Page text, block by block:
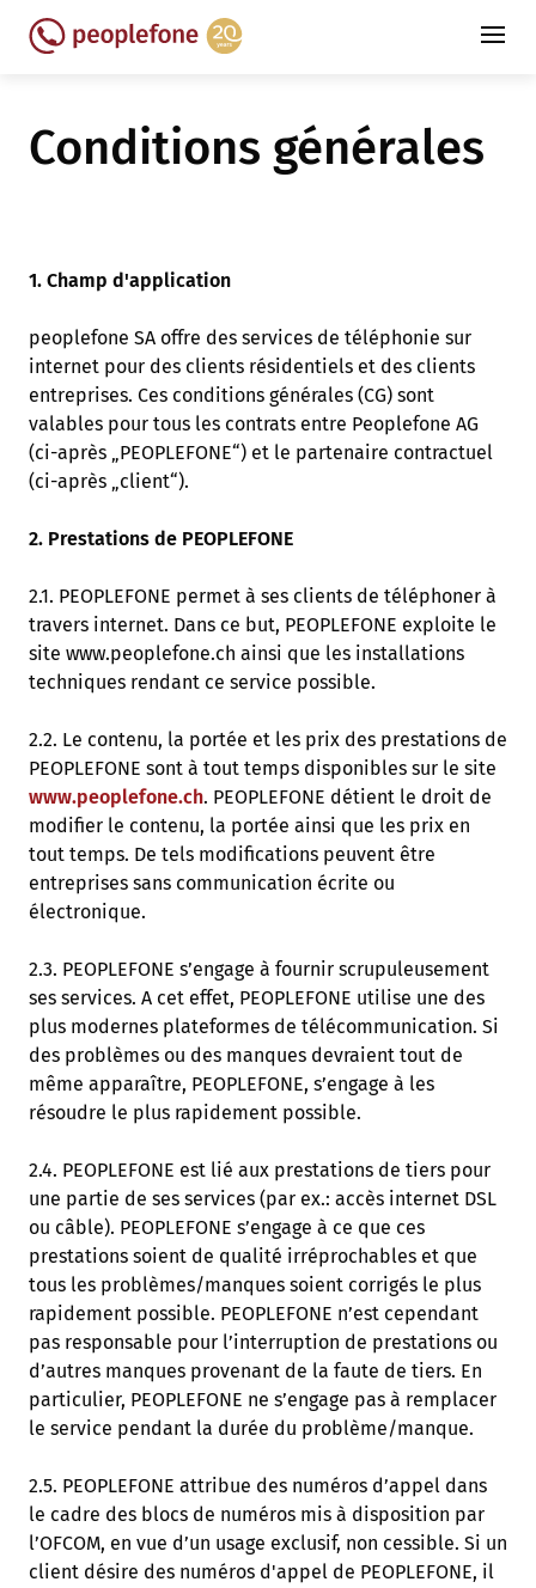
Conditions générales
1. Champ d'application
peoplefone SA offre des services de téléphonie sur
internet pour des clients résidentiels et des clients
entreprises. Ces conditions générales (CG) sont
valables pour tous les contrats entre Peoplefone AG
(ci-après „PEOPLEFONE“) et le partenaire contractuel
(ci-après „client“).
2. Prestations de PEOPLEFONE
2.1. PEOPLEFONE permet à ses clients de téléphoner à
travers internet. Dans ce but, PEOPLEFONE exploite le
site www.peoplefone.ch ainsi que les installations
techniques rendant ce service possible.
2.2. Le contenu, la portée et les prix des prestations de
PEOPLEFONE sont à tout temps disponibles sur le site
www.peoplefone.ch. PEOPLEFONE détient le droit de
modifier le contenu, la portée ainsi que les prix en
tout temps. De tels modifications peuvent être
entreprises sans communication écrite ou
électronique.
2.3. PEOPLEFONE s’engage à fournir scrupuleusement
ses services. A cet effet, PEOPLEFONE utilise une des
plus modernes plateformes de télécommunication. Si
des problèmes ou des manques devraient tout de
même apparaître, PEOPLEFONE, s’engage à les
résoudre le plus rapidement possible.
2.4. PEOPLEFONE est lié aux prestations de tiers pour
une partie de ses services (par ex.: accès internet DSL
ou câble). PEOPLEFONE s’engage à ce que ces
prestations soient de qualité irréprochables et que
tous les problèmes/manques soient corrigés le plus
rapidement possible. PEOPLEFONE n’est cependant
pas responsable pour l’interruption de prestations ou
d’autres manques provenant de la faute de tiers. En
particulier, PEOPLEFONE ne s’engage pas à remplacer
le service pendant la durée du problème/manque.
2.5. PEOPLEFONE attribue des numéros d’appel dans
le cadre des blocs de numéros mis à disposition par
l’OFCOM, en vue d’un usage exclusif, non cessible. Si un
client désire des numéros d'appel de PEOPLEFONE, il